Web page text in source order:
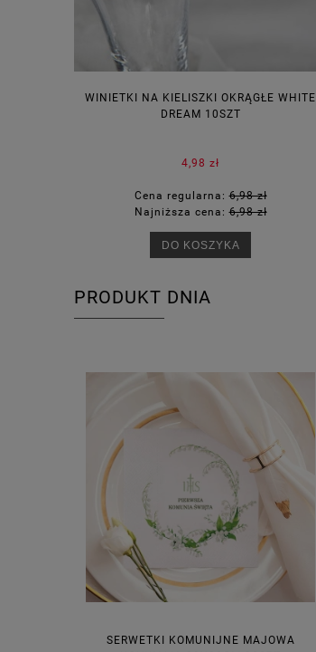
WINIETKI NA KIELISZKI OKRĄGŁE WHITE
DREAM 10SZT
4,98 zł
Cena regularna:6,98 zł
Najniższa cena:6,98 zł
DO KOSZYKA
PRODUKT DNIA
SERWETKI KOMUNIJNE MAJOWA